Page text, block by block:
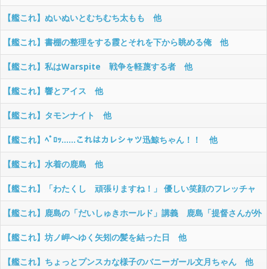
を受けたので描きました。 他
【艦これ】ぬいぬいとむちむち太もも 他
【艦これ】書棚の整理をする霞とそれを下から眺める俺 他
【艦これ】私はWarspite 戦争を軽蔑する者 他
【艦これ】響とアイス 他
【艦これ】タモンナイト 他
【艦これ】ﾍﾟﾛｯ……これはカレシャツ迅鯨ちゃん！！ 他
【艦これ】水着の鹿島 他
【艦これ】「わたくし 頑張りますね！」 優しい笑顔のフレッチャ
ー 他
【艦これ】鹿島の「だいしゅきホールド」講義 鹿島「提督さんが外
に出そうとしたら、このように足を絡めて逃さないようにします♪」
他
【艦これ】坊ノ岬へゆく矢矧の髪を結った日 他
【艦これ】ちょっとプンスカな様子のバニーガール文月ちゃん 他